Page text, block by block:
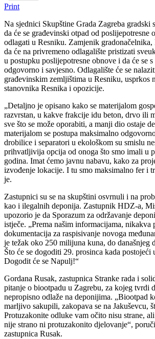
Print
Na sjednici Skupštine Grada Zagreba gradski
da će se građevinski otpad od poslijepotresne
odlagati u Resniku. Zamjenik
da će na privremeno odlagalište pristizati
u postupku poslijepotresne obnove i da će se
odgovorno i savjesno. Odlagalište će se
građevinskim zemljištima u Resniku, usprkos
stanovnika Resnika i opozicije.
„Detaljno je opisano kako se materijalom
razvrstan, u kakve frakcije idu beton, drvo ili
sve što se može oporabiti, a manji dio ostaje
materijalom se postupa maksimalno
drobilice i separatori u ekološkom su smislu
prihvatljivija opcija od onoga što smo imali u
godina. Imat ćemo javnu nabavu, kako za
izvođenje lokacije. I tu smo maksimalno fer i
je.
Zastupnici su se na skupštini osvrnuli i na
kao i ilegalnih deponija. Zastupnik HDZ-a,
upozorio je da Sporazum za održavanje
istječe. „Prema našim informacijama, nikakva
dokumentacija za raspisivanje novoga
je težak oko 250 milijuna kuna, do današnjeg
Što će se dogoditi 29. prosinca kada postojeći
Dogodit će se Napulj!“
Gordana Rusak, zastupnica Stranke rada i
pitanje o biootpadu u Zagrebu, za kojeg tvrdi
nepropisno odlaže na deponijima. „Biootpad
marljivo sakupili, zakopava se na Jakuševcu,
Protuzakonite odluke vam očito nisu strane,
nije strano ni protuzakonito djelovanje“,
zastupnica Rusak.